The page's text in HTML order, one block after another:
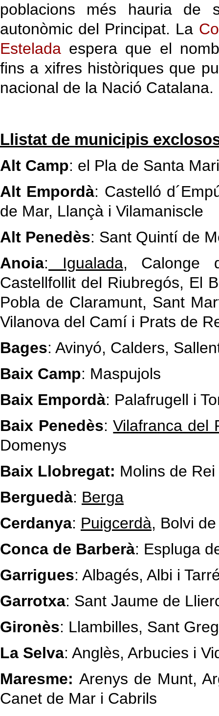
poblacions més hauria de
autonòmic del Principat. La
Estelada espera que el
fins a xifres històriques que
nacional de la Nació Catalana.
Llistat de municipis
Alt Camp: el Pla de Santa
Alt Empordà: Castelló
de Mar, Llançà i Vilamaniscle
Alt Penedès: Sant Quintí de
Anoia: Igualada, Calonge
Castellfollit del Riubregós, El
Pobla de Claramunt, Sant
Vilanova del Camí i Prats de
Bages: Avinyó, Calders,
Baix Camp: Maspujols
Baix Empordà: Palafrugell i
Baix Penedès:Vilafranca del
Domenys
Baix Llobregat: Molins de
Berguedà: Berga
Cerdanya: Puigcerdà, Bolvi
Conca de Barberà: Espluga
Garrigues: Albagés, Albi i
Garrotxa: Sant Jaume de
Gironès: Llambilles, Sant
La Selva: Anglès, Arbucies i
Maresme:Arenys de Munt,
Canet de Mar i Cabrils